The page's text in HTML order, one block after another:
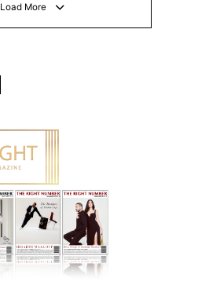
Load More